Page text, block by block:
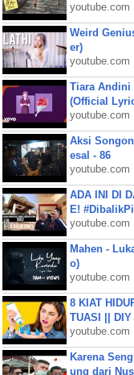
youtube.com
Weird
er)
youtube.com
Tiara Andini
(Official
youtube.com
Aksi
esal - 86
youtube.com
ADA INI DI
E!
youtube.com
Mahen -
o)
youtube.com
8 KIAT
TUASI ||
youtube.com
Karena
ung dari